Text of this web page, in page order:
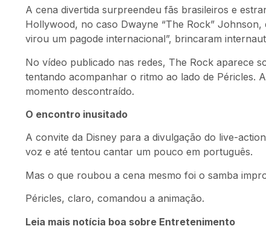
A cena divertida surpreendeu fãs brasileiros e
Hollywood, no caso Dwayne “The Rock”
virou um pagode internacional”, brincaram
No vídeo publicado nas redes, The Rock aparece
tentando acompanhar o ritmo ao lado de Péricles.
momento descontraído.
O encontro inusitado
A convite da Disney para a divulgação do live-
voz e até tentou cantar um pouco em português.
Mas o que roubou a cena mesmo foi o samba
Péricles, claro, comandou a animação.
Leia mais notícia boa sobre Entretenimento